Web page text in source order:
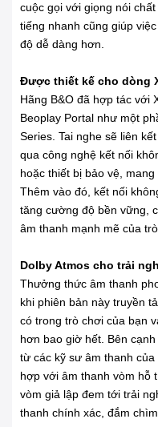
cuộc gọi với giọng nói
tiếng nhanh cũng giúp
độ dễ dàng hơn.
Được thiết kế cho dòng
Hãng B&O đã hợp tác với
Beoplay Portal như một
Series. Tai nghe sẽ liên
qua công nghệ kết nối
hoặc thiết bị bảo vệ,
Thêm vào đó, kết nối
tăng cường độ bền vững,
âm thanh mạnh mẽ của
Dolby Atmos cho trải
Thưởng thức âm thanh
khi phiên bản này truyền
có trong trò chơi của bạn
hơn bao giờ hết. Bên
từ các kỹ sư âm thanh
hợp với âm thanh vòm hỗ
vòm giả lập đem tới trải
thanh chính xác, đắm